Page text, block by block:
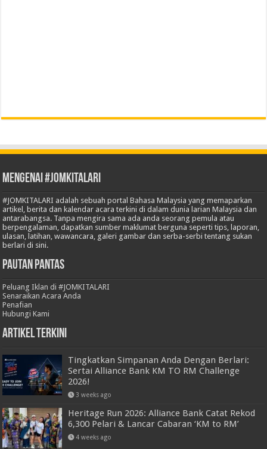
Mengenai #JOMKITALARI
#JOMKITALARI adalah sebuah portal Bahasa Malaysia yang memaparkan
artikel, berita dan kalendar acara terkini di dalam dunia larian Malaysia dan
antarabangsa. Tanpa mengira sama ada anda seorang pemula atau
berpengalaman, dapatkan sumber maklumat berguna seperti tips, laporan,
ulasan, latihan, wawancara, galeri gambar dan serba-serbi tentang sukan
berlari di sini.
Pautan Pantas
Peluang Iklan di #JOMKITALARI
Senaraikan Acara Anda
Penafian
Hubungi Kami
Artikel Terkini
Tingkatkan Simpanan Anda Dengan Berlari:
Sertai Alliance Bank KM TO RM Challenge
2026!
3 weeks ago
Heritage Run 2026: Alliance Bank Catat Rekod
6,300 Pelari & Lancar Cabaran ‘KM to RM’
4 weeks ago